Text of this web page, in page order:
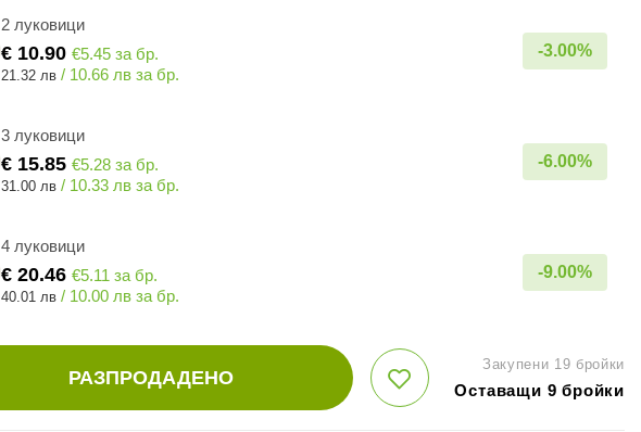
2 луковици
€ 10.90 €5.45 за бр.
21.32 лв / 10.66 лв за бр.
-3.00%
3 луковици
€ 15.85 €5.28 за бр.
31.00 лв / 10.33 лв за бр.
-6.00%
4 луковици
€ 20.46 €5.11 за бр.
40.01 лв / 10.00 лв за бр.
-9.00%
РАЗПРОДАДЕНО
Закупени 19 бройки
Оставащи 9 бройки